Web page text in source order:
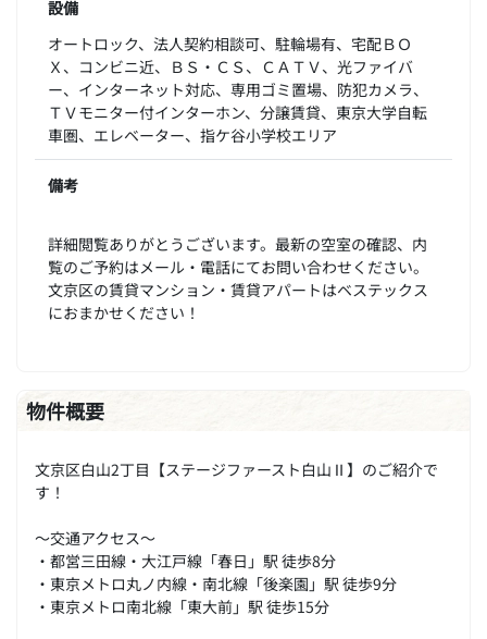
設備
オートロック、法人契約相談可、駐輪場有、宅配ＢＯ
Ｘ、コンビニ近、ＢＳ・ＣＳ、ＣＡＴＶ、光ファイバ
ー、インターネット対応、専用ゴミ置場、防犯カメラ、
ＴＶモニター付インターホン、分譲賃貸、東京大学自転
車圏、エレベーター、指ケ谷小学校エリア
備考
詳細閲覧ありがとうございます。最新の空室の確認、内
覧のご予約はメール・電話にてお問い合わせください。
文京区の賃貸マンション・賃貸アパートはベステックス
におまかせください！
物件概要
文京区白山2丁目【ステージファースト白山Ⅱ】のご紹介で
す！
～交通アクセス～
・都営三田線・大江戸線「春日」駅 徒歩8分
・東京メトロ丸ノ内線・南北線「後楽園」駅 徒歩9分
・東京メトロ南北線「東大前」駅 徒歩15分